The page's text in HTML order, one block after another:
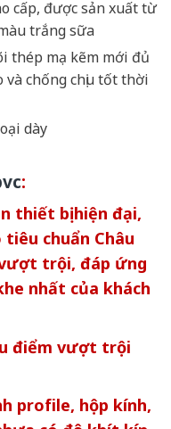
cấp, được sản xuất từ
trắng sữa
thép mạ kẽm mới đủ
và chống chịu tốt thời
dày
:
thiết bị hiện đại,
chuẩn Châu
trội, đáp ứng
nhất của khách
điểm vượt trội
profile, hộp kính,